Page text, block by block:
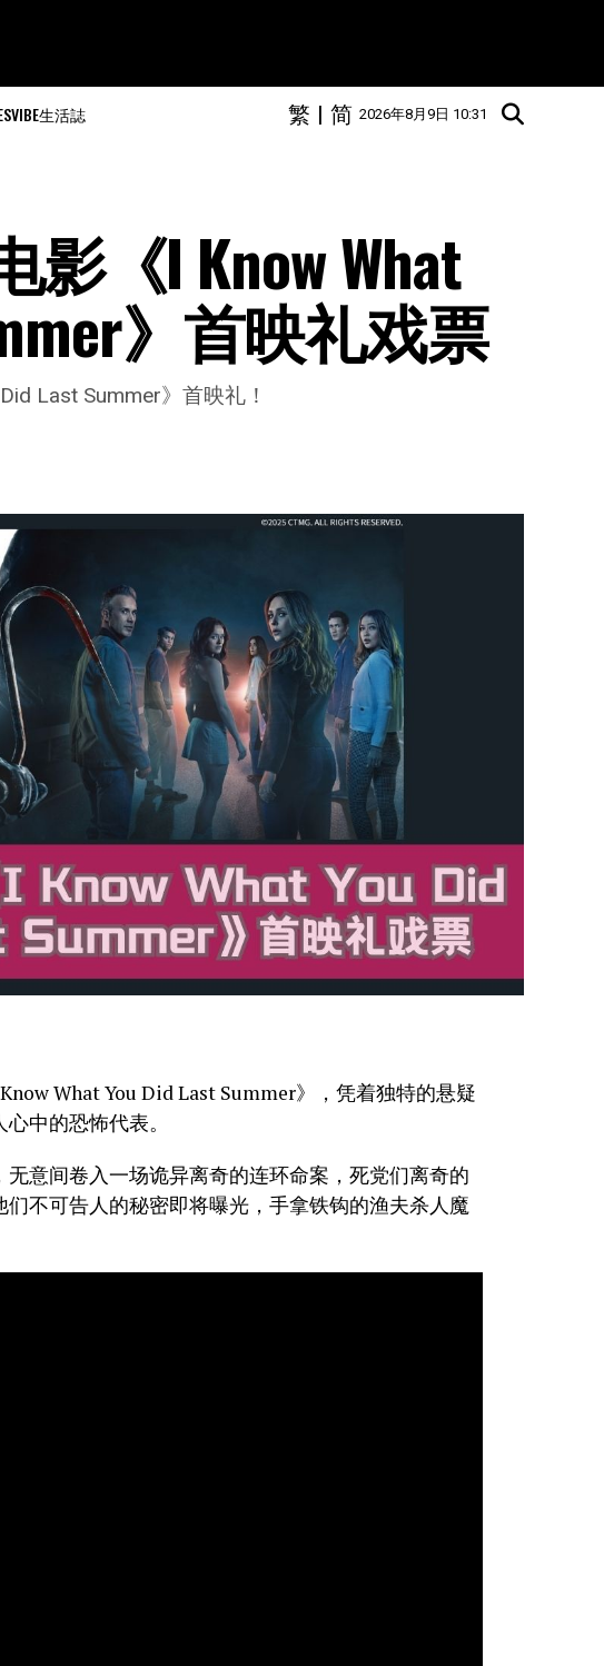
生活誌 2026年8月9日 10:31
简
|
繁
影《I Know What
》首映礼戏票
Last Summer》首映礼！
What You Did Last Summer》，凭着独特的悬疑
中的恐怖代表。
意间卷入一场诡异离奇的连环命案，死党们离奇的
不可告人的秘密即将曝光，手拿铁钩的渔夫杀人魔